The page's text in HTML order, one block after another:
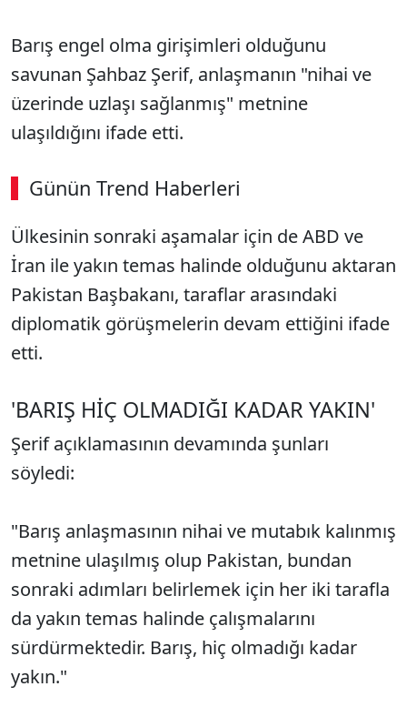
Barış engel olma girişimleri olduğunu
savunan Şahbaz Şerif, anlaşmanın "nihai ve
üzerinde uzlaşı sağlanmış" metnine
ulaşıldığını ifade etti.
Günün Trend Haberleri
Ülkesinin sonraki aşamalar için de ABD ve
İran ile yakın temas halinde olduğunu aktaran
Pakistan Başbakanı, taraflar arasındaki
diplomatik görüşmelerin devam ettiğini ifade
etti.
'BARIŞ HİÇ OLMADIĞI KADAR YAKIN'
Şerif açıklamasının devamında şunları
söyledi:
"Barış anlaşmasının nihai ve mutabık kalınmış
metnine ulaşılmış olup Pakistan, bundan
sonraki adımları belirlemek için her iki tarafla
da yakın temas halinde çalışmalarını
sürdürmektedir. Barış, hiç olmadığı kadar
yakın."